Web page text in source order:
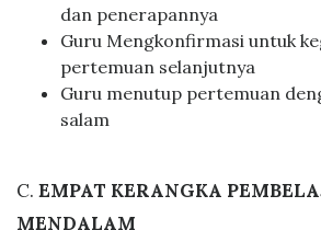
dan penerapannya
Guru Mengkonfirmasi untuk
pertemuan selanjutnya
Guru menutup pertemuan
salam
C. EMPAT KERANGKA
MENDALAM